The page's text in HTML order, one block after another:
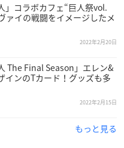
静寂なひとつ星。
」コラボカフェ“巨人祭vol.
ァイの戦闘をイメージしたメ
2022年2月20日
The Final Season」エレン&
インのTカード！グッズも多
2022年2月15日
もっと見る